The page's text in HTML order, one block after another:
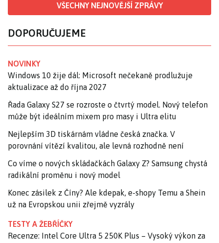
VŠECHNY NEJNOVĚJŠÍ ZPRÁVY
DOPORUČUJEME
NOVINKY
Windows 10 žije dál: Microsoft nečekaně prodlužuje
aktualizace až do října 2027
Řada Galaxy S27 se rozroste o čtvrtý model. Nový telefon
může být ideálním mixem pro masy i Ultra elitu
Nejlepším 3D tiskárnám vládne česká značka. V
porovnání vítězí kvalitou, ale levná rozhodně není
Co víme o nových skládačkách Galaxy Z? Samsung chystá
radikální proměnu i nový model
Konec zásilek z Číny? Ale kdepak, e-shopy Temu a Shein
už na Evropskou unii zřejmě vyzrály
TESTY A ŽEBŘÍČKY
Recenze: Intel Core Ultra 5 250K Plus – Vysoký výkon za